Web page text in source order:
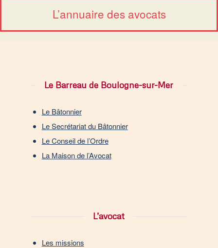
L’annuaire des avocats
Le Barreau de Boulogne-sur-Mer
Le Bâtonnier
Le Secrétariat du Bâtonnier
Le Conseil de l’Ordre
La Maison de l’Avocat
L’avocat
Les missions